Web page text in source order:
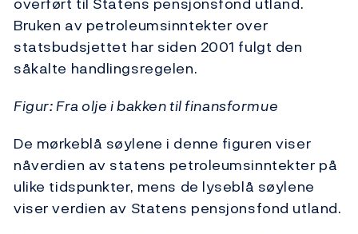
Bruken av petroleumsinntekter over
statsbudsjettet har siden 2001 fulgt den
såkalte handlingsregelen.
Figur: Fra olje i bakken til finansformue
De mørkeblå søylene i denne figuren viser
nåverdien av statens petroleumsinntekter på
ulike tidspunkter, mens de lyseblå søylene
viser verdien av Statens pensjonsfond utland.